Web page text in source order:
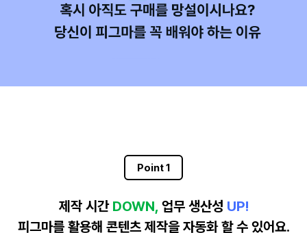
Point 1
제작 시간 DOWN, 업무 생산성 UP!
피그마를 활용해 콘텐츠 제작을 자동화 할 수 있어요.